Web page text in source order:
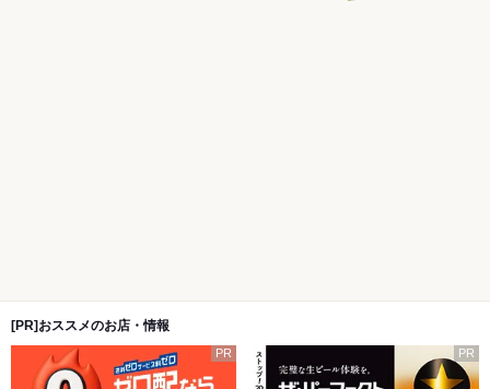
[PR]おススメのお店・情報
PR PR